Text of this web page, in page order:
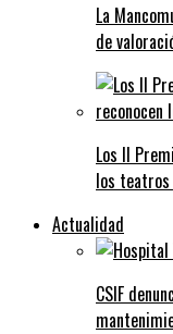
La
de
Los II
los teatros
Actualidad
CSIF